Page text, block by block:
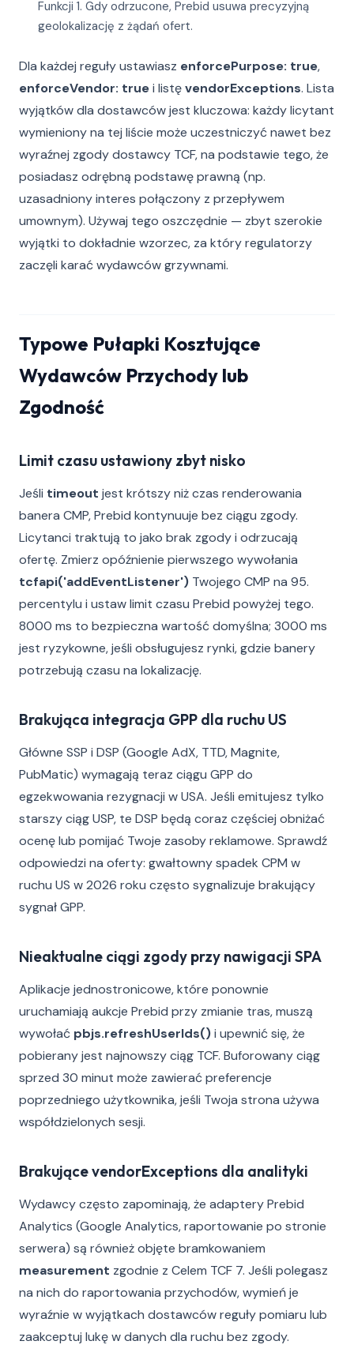
Funkcji 1. Gdy odrzucone, Prebid usuwa precyzyjną
geolokalizację z żądań ofert.
Dla każdej reguły ustawiasz enforcePurpose: true,
enforceVendor: truei listęvendorExceptions. Lista
wyjątków dla dostawców jest kluczowa: każdy licytant
wymieniony na tej liście może uczestniczyć nawet bez
wyraźnej zgody dostawcy TCF, na podstawie tego, że
posiadasz odrębną podstawę prawną (np.
uzasadniony interes połączony z przepływem
umownym). Używaj tego oszczędnie — zbyt szerokie
wyjątki to dokładnie wzorzec, za który regulatorzy
zaczęli karać wydawców grzywnami.
Typowe Pułapki Kosztujące
Wydawców Przychody lub
Zgodność
Limit czasu ustawiony zbyt nisko
Jeśli timeout jest krótszy niż czas renderowania
banera CMP, Prebid kontynuuje bez ciągu zgody.
Licytanci traktują to jako brak zgody i odrzucają
ofertę. Zmierz opóźnienie pierwszego wywołania
tcfapi('addEventListener') Twojego CMP na 95.
percentylu i ustaw limit czasu Prebid powyżej tego.
8000 ms to bezpieczna wartość domyślna; 3000 ms
jest ryzykowne, jeśli obsługujesz rynki, gdzie banery
potrzebują czasu na lokalizację.
Brakująca integracja GPP dla ruchu US
Główne SSP i DSP (Google AdX, TTD, Magnite,
PubMatic) wymagają teraz ciągu GPP do
egzekwowania rezygnacji w USA. Jeśli emitujesz tylko
starszy ciąg USP, te DSP będą coraz częściej obniżać
ocenę lub pomijać Twoje zasoby reklamowe. Sprawdź
odpowiedzi na oferty: gwałtowny spadek CPM w
ruchu US w 2026 roku często sygnalizuje brakujący
sygnał GPP.
Nieaktualne ciągi zgody przy nawigacji SPA
Aplikacje jednostronicowe, które ponownie
uruchamiają aukcje Prebid przy zmianie tras, muszą
wywołać pbjs.refreshUserIds()i upewnić się, że
pobierany jest najnowszy ciąg TCF. Buforowany ciąg
sprzed 30 minut może zawierać preferencje
poprzedniego użytkownika, jeśli Twoja strona używa
współdzielonych sesji.
Brakujące vendorExceptions dla analityki
Wydawcy często zapominają, że adaptery Prebid
Analytics (Google Analytics, raportowanie po stronie
serwera) są również objęte bramkowaniem
measurement zgodnie z Celem TCF 7. Jeśli polegasz
na nich do raportowania przychodów, wymień je
wyraźnie w wyjątkach dostawców reguły pomiaru lub
zaakceptuj lukę w danych dla ruchu bez zgody.